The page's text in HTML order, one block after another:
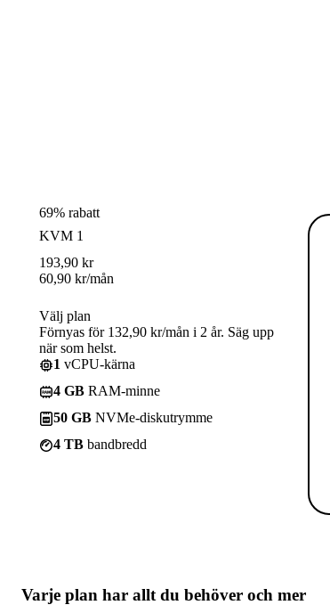
69% rabatt
KVM 1
193,90 kr
60,90 kr/mån
Välj plan
Förnyas för 132,90 kr/mån i 2 år. Säg upp
när som helst.
1 vCPU-kärna
4 GB RAM-minne
50 GB NVMe-diskutrymme
4 TB bandbredd
Varje plan har allt du behöver och mer